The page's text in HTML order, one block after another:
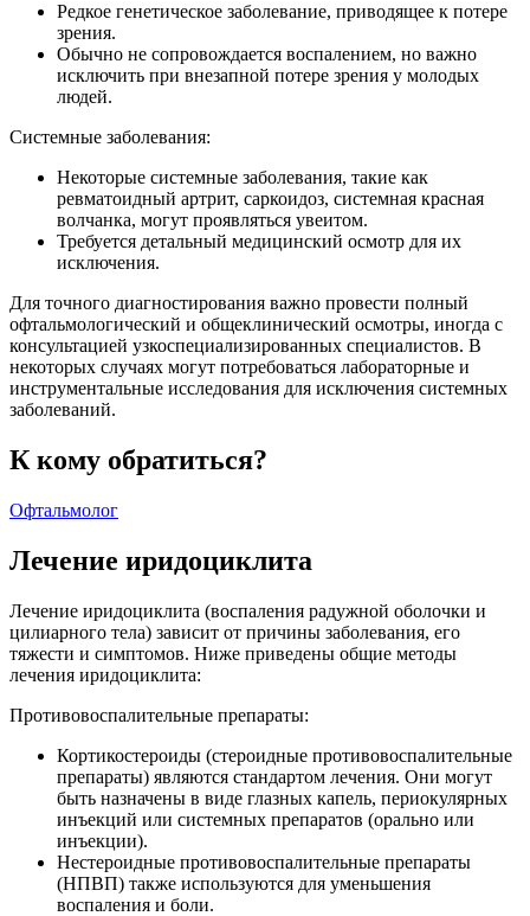
Редкое генетическое заболевание, приводящее к потере
зрения.
Обычно не сопровождается воспалением, но важно
исключить при внезапной потере зрения у молодых
людей.
Системные заболевания:
Некоторые системные заболевания, такие как
ревматоидный артрит, саркоидоз, системная красная
волчанка, могут проявляться увеитом.
Требуется детальный медицинский осмотр для их
исключения.
Для точного диагностирования важно провести полный
офтальмологический и общеклинический осмотры, иногда с
консультацией узкоспециализированных специалистов. В
некоторых случаях могут потребоваться лабораторные и
инструментальные исследования для исключения системных
заболеваний.
К кому обратиться?
Офтальмолог
Лечение иридоциклита
Лечение иридоциклита (воспаления радужной оболочки и
цилиарного тела) зависит от причины заболевания, его
тяжести и симптомов. Ниже приведены общие методы
лечения иридоциклита:
Противовоспалительные препараты:
Кортикостероиды (стероидные противовоспалительные
препараты) являются стандартом лечения. Они могут
быть назначены в виде глазных капель, периокулярных
инъекций или системных препаратов (орально или
инъекции).
Нестероидные противовоспалительные препараты
(НПВП) также используются для уменьшения
воспаления и боли.